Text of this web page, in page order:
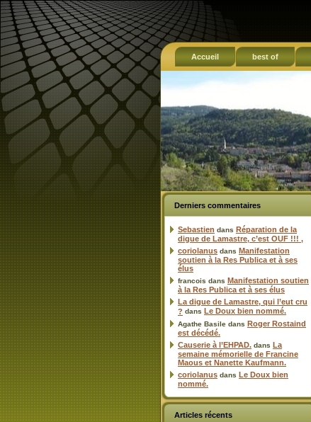
Accueil best of
Derniers commentaires
Sebastien dans Réparation de la
digue de Lamastre, c’est OUF !!! ,
coriolanus dans Manifestation
soutien à la Res Publica et à ses
élus
francois dans Manifestation soutien
à la Res Publica et à ses élus
La digue de Lamastre, qui l’eut cru
? dans Le Doux bien nommé.
Agathe Basile dans Roger Rostaind
est décédé.
Causerie à l’EHPAD. dans La
semaine mémorielle de Francine
Maous et Nanette Kaufmann.
coriolanus dans Le Doux bien
nommé.
Articles récents